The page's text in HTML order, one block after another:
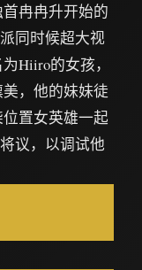
冉冉升开始的
同时候超大视
Hiiro的女孩，
，他的妹妹徒
置女英雄一起
议，以调试他